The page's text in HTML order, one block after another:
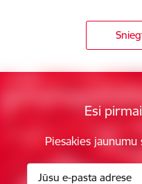
Esi
Piesakies jaunumu